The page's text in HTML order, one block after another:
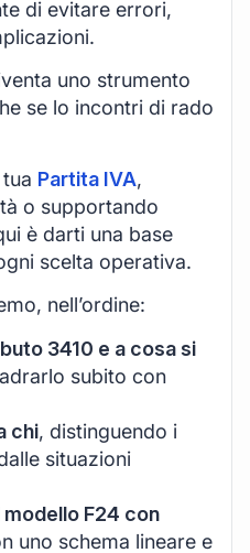
di evitare errori,
uno strumento
se lo incontri di rado
Partita IVA,
o supportando
è darti una base
scelta operativa.
nell’ordine:
3410 e a cosa si
subito con
chi, distinguendo i
situazioni
F24 con
uno schema lineare e